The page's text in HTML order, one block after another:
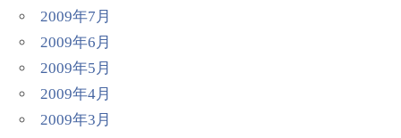
2009年7月
2009年6月
2009年5月
2009年4月
2009年3月